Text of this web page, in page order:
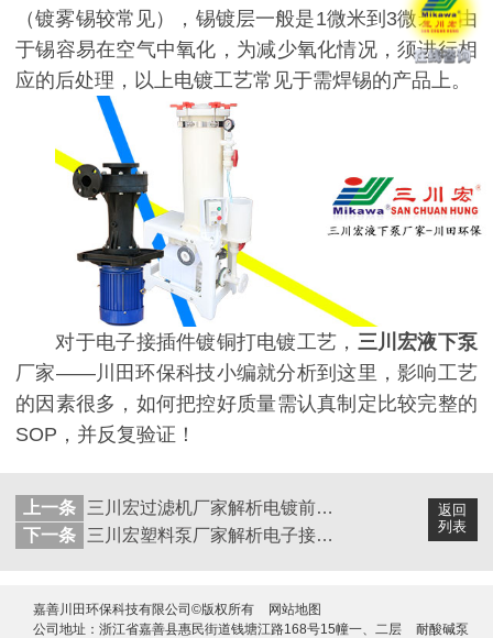
（镀雾锡较常见），锡镀层一般是1微米到3微米，由
于锡容易在空气中氧化，为减少氧化情况，须进行相
应的后处理，以上电镀工艺常见于需焊锡的产品上。
对于电子接插件镀铜打电镀工艺， 三川宏液下泵
厂家——川田环保科技小编就分析到这里，影响工艺
的因素很多，如何把控好质量需认真制定比较完整的
SOP，并反复验证！
返回
列表
上一条
三川宏过滤机厂家解析电镀前处理工艺缺点
下一条
三川宏塑料泵厂家解析电子接插件的镀镍层打底电镀工艺
嘉善川田环保科技有限公司©版权所有
网站地图
公司地址：浙江省嘉善县惠民街道钱塘江路168号15幢一、二层
耐酸碱泵